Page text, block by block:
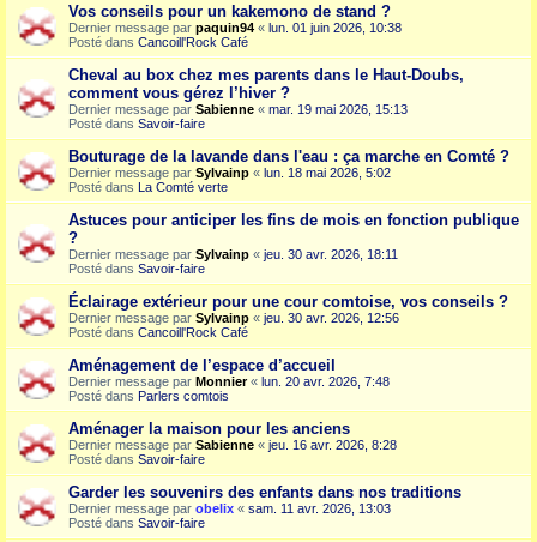
Vos conseils pour un kakemono de stand ?
Dernier message par paquin94 « lun. 01 juin 2026, 10:38
Posté dans Cancoill'Rock Café
Cheval au box chez mes parents dans le Haut-Doubs,
comment vous gérez l’hiver ?
Dernier message par Sabienne « mar. 19 mai 2026, 15:13
Posté dans Savoir-faire
Bouturage de la lavande dans l'eau : ça marche en Comté ?
Dernier message par Sylvainp « lun. 18 mai 2026, 5:02
Posté dans La Comté verte
Astuces pour anticiper les fins de mois en fonction publique
?
Dernier message par Sylvainp « jeu. 30 avr. 2026, 18:11
Posté dans Savoir-faire
Éclairage extérieur pour une cour comtoise, vos conseils ?
Dernier message par Sylvainp « jeu. 30 avr. 2026, 12:56
Posté dans Cancoill'Rock Café
Aménagement de l’espace d’accueil
Dernier message par Monnier« lun. 20 avr. 2026, 7:48
Posté dans Parlers comtois
Aménager la maison pour les anciens
Dernier message par Sabienne « jeu. 16 avr. 2026, 8:28
Posté dans Savoir-faire
Garder les souvenirs des enfants dans nos traditions
Dernier message par obelix « sam. 11 avr. 2026, 13:03
Posté dans Savoir-faire